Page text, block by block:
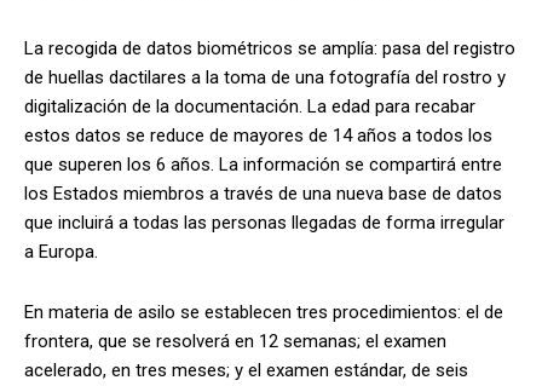
La recogida de datos biométricos se amplía: pasa del registro
de huellas dactilares a la toma de una fotografía del rostro y
digitalización de la documentación. La edad para recabar
estos datos se reduce de mayores de 14 años a todos los
que superen los 6 años. La información se compartirá entre
los Estados miembros a través de una nueva base de datos
que incluirá a todas las personas llegadas de forma irregular
a Europa.
En materia de asilo se establecen tres procedimientos: el de
frontera, que se resolverá en 12 semanas; el examen
acelerado, en tres meses; y el examen estándar, de seis